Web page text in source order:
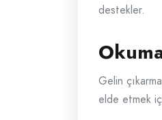
destekler.
Gelin
elde etmek